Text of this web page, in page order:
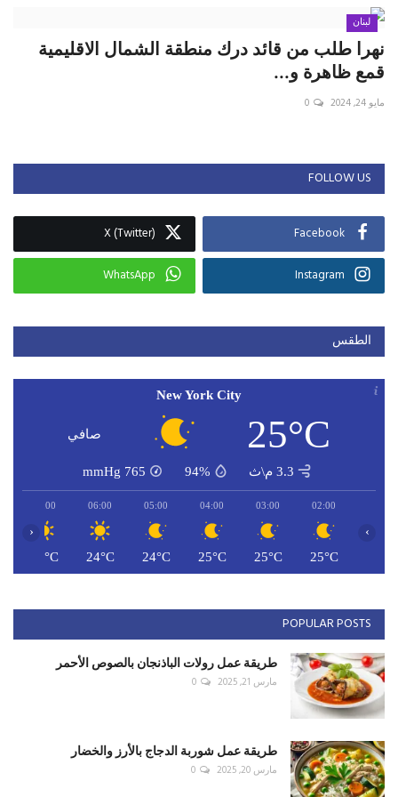
لبنان
نهرا طلب من قائد درك منطقة الشمال الاقليمية
قمع ظاهرة و...
مايو 24, 2024 0
FOLLOW US
Facebook
X (Twitter)
Instagram
WhatsApp
الطقس
New York City
25°C صافي
3.3 م\ث 94%
765
mmHg
02:00
25°C
03:00
25°C
04:00
25°C
05:00
24°C
06:00
24°C
07:00
24°C
‹ ›
POPULAR POSTS
طريقة عمل رولات الباذنجان بالصوص الأحمر
مارس 21, 2025 0
طريقة عمل شوربة الدجاج بالأرز والخضار
مارس 20, 2025 0